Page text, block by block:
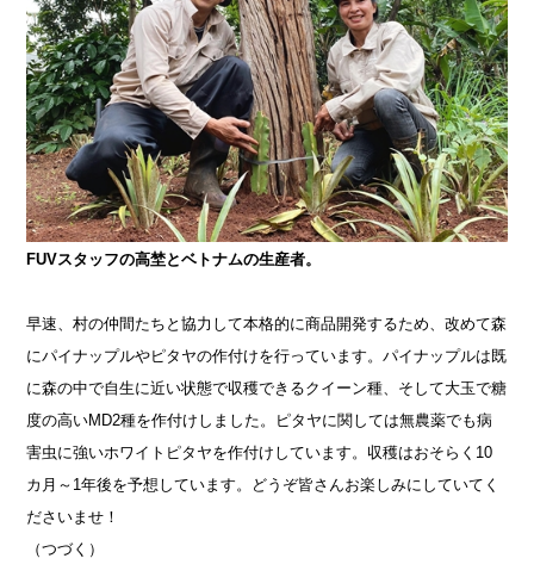
FUVスタッフの高埜とベトナムの生産者。
早速、村の仲間たちと協力して本格的に商品開発するため、改めて森
にパイナップルやピタヤの作付けを行っています。パイナップルは既
に森の中で自生に近い状態で収穫できるクイーン種、そして大玉で糖
度の高いMD2種を作付けしました。ピタヤに関しては無農薬でも病
害虫に強いホワイトピタヤを作付けしています。収穫はおそらく10
カ月～1年後を予想しています。どうぞ皆さんお楽しみにしていてく
ださいませ！
（つづく）